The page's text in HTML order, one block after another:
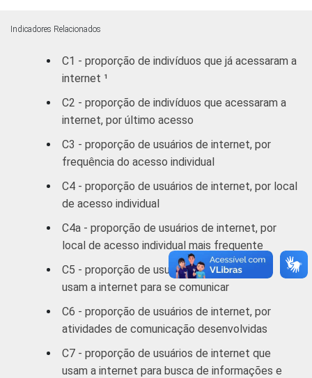
ETÁRIA
De 16 a 24
De 25 a 34
De 35 a 44
anos
anos
67 33
60 anos ou
mais
63 37
RENDA
FAMILIAR
Até 1 SM 74 26
Mais de 1 SM
até 2 SM
75 25
Indicadores Relacionados
C1 - proporção de indivíduos que já acessaram a
internet ¹
C2 - proporção de indivíduos que acessaram a
internet, por último acesso
C3 - proporção de usuários de internet, por
frequência do acesso individual
C4 - proporção de usuários de internet, por local
de acesso individual
C4a - proporção de usuários de internet, por
local de acesso individual mais frequente
C5 - proporção de usuários de internet que
usam a internet para se comunicar
C6 - proporção de usuários de internet, por
atividades de comunicação desenvolvidas
C7 - proporção de usuários de internet que
usam a internet para busca de informações e